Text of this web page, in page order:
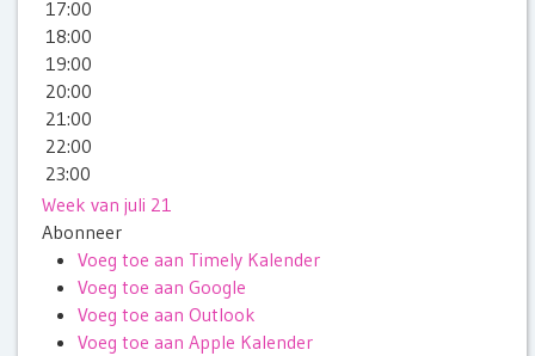
17:00
18:00
19:00
20:00
21:00
22:00
23:00
Week van juli 21
Abonneer
Voeg toe aan Timely Kalender
Voeg toe aan Google
Voeg toe aan Outlook
Voeg toe aan Apple Kalender